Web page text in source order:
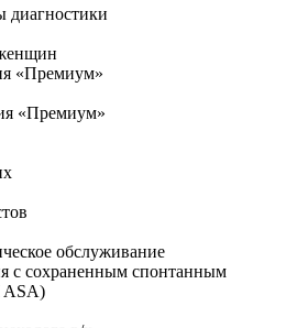
диагностики
«Премиум»
«Премиум»
обслуживание
с сохраненным спонтанным
ASA)